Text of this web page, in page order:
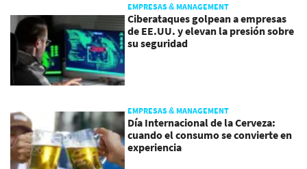
EMPRESAS & MANAGEMENT
Ciberataques golpean a empresas
de EE.UU. y elevan la presión sobre
su seguridad
EMPRESAS & MANAGEMENT
Día Internacional de la Cerveza:
cuando el consumo se convierte en
experiencia